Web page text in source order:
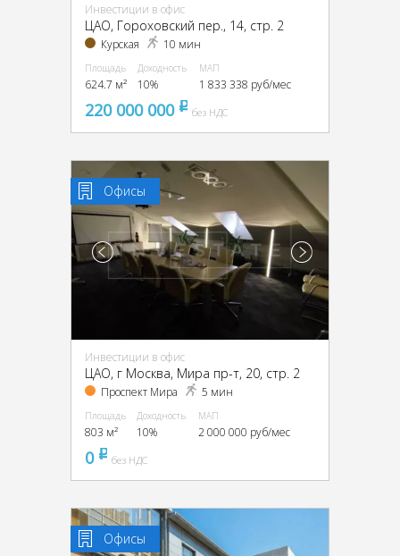
Инвестиции в офис
ЦАО, Гороховский пер., 14, стр. 2
Курская 10 мин
Площадь
624.7 м²
Доходность
10%
МАП
1 833 338 руб/мес
220 000 000 pуббез НДС
Офисы
Инвестиции в офис
ЦАО, г Москва, Мира пр-т, 20, стр. 2
Проспект Мира 5 мин
Площадь
803 м²
Доходность
10%
МАП
2 000 000 руб/мес
0 pуббез НДС
Офисы